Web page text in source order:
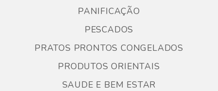
PANIFICAÇÃO
PESCADOS
PRATOS PRONTOS CONGELADOS
PRODUTOS ORIENTAIS
SAUDE E BEM ESTAR